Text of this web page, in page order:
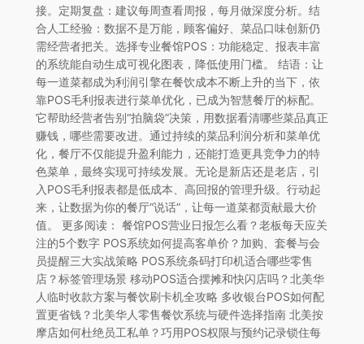
接。定期复盘：建议每周查看周报，每月做深度分析。结
合人工经验：数据不是万能，顾客偏好、菜品口味创新仍
需经营者把关。选择专业餐馆POS：功能稳定、报表丰富
的系统能自动生成可视化图表，降低使用门槛。 结语：让
每一道菜都成为利润引擎在餐饮成本不断上升的当下，依
靠POS毛利报表进行菜单优化，已成为智慧餐厅的标配。
它帮助经营者告别“拍脑袋”决策，用数据看清哪些菜品真正
赚钱，哪些需要改进。通过持续的菜品利润分析和菜单优
化，餐厅不仅能提升盈利能力，还能打造更具竞争力的特
色菜单，最终实现可持续发展。无论是新店还是老店，引
入POS毛利报表都是低成本、高回报的管理升级。行动起
来，让数据为你的餐厅“说话”，让每一道菜都贡献最大价
值。 更多阅读： 餐馆POS营业日报怎么看？老板每天应关
注的5个数字 POS系统如何提高客单价？加购、套餐与会
员提醒三大实战策略 POS系统条码打印机适合哪些零售
店？标签管理场景 移动POS适合摆摊和快闪店吗？北美华
人临时收款方案与餐饮刷卡机全攻略 多收银台POS如何配
置更省钱？北美华人零售餐饮系统与硬件选择指南 北美按
摩店如何杜绝员工私单？巧用POS权限与预约记录锁住每